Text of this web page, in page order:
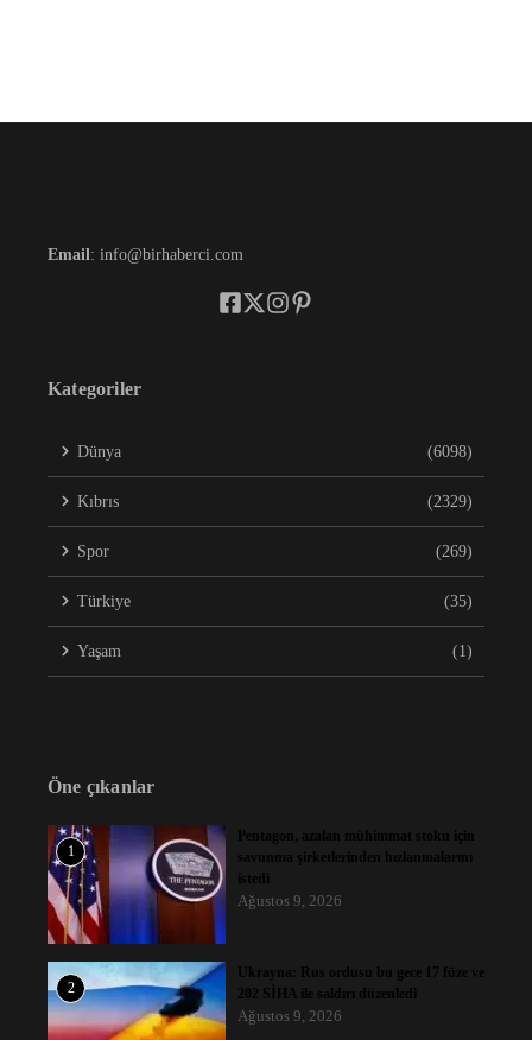
Email : info@birhaberci.com
Kategoriler
Dünya (6098)
Kıbrıs (2329)
Spor (269)
Türkiye (35)
Yaşam (1)
Öne çıkanlar
1
Pentagon, azalan mühimmat stoku için
savunma şirketlerinden hızlanmalarını
istedi
Ağustos 9, 2026
2
Ukrayna: Rus ordusu bu gece 17 füze ve
202 SİHA ile saldırı düzenledi
Ağustos 9, 2026